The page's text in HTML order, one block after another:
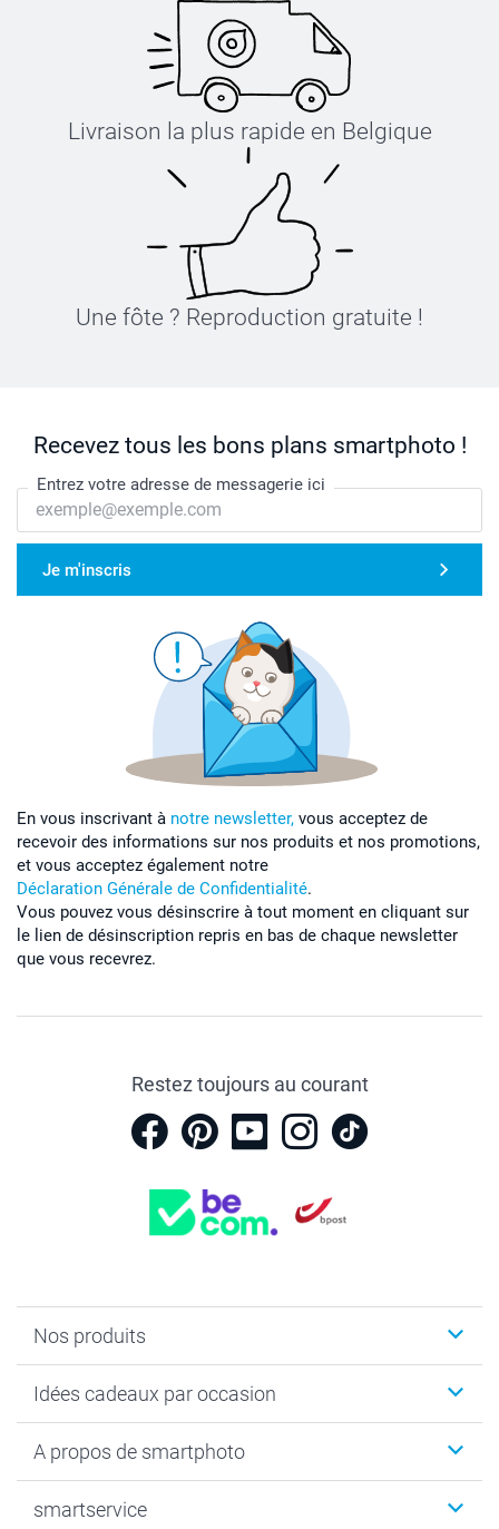
Livraison la plus rapide en Belgique
Une fôte ? Reproduction gratuite !
Recevez tous les bons plans smartphoto !
Entrez votre adresse de messagerie ici
Je m'inscris
En vous inscrivant à notre newsletter, vous acceptez de
recevoir des informations sur nos produits et nos promotions,
et vous acceptez également notre
Déclaration Générale de Confidentialité.
Vous pouvez vous désinscrire à tout moment en cliquant sur
le lien de désinscription repris en bas de chaque newsletter
que vous recevrez.
Restez toujours au courant
Nos produits
Cadeaux photo
Tirage photo & agrandissement
MyNameBook
Idées cadeaux par occasion
Anniversaire
Fin d'études
A propos de smartphoto
Durabilité
smartservice